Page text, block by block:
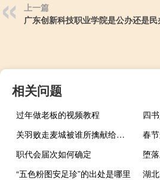
上一篇
广东创新科技职业学院是公办还是民
相关问题
过年做老板的视频教程
四
关羽败走麦城被谁所擒献给孙权的
春
职代会届次如何确定
堕
“五色粉图安足珍”的出处是哪里
湖